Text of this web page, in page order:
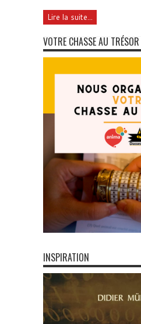
Lire la suite...
VOTRE CHASSE AU TRÉSOR
INSPIRATION